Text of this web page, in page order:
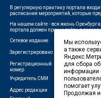
В регулярную практику портала
расписания мероприятий, которые
На нашем сайте - вся жизнь
портала должен прочно войти в
Сетевое издание
"1743"
Зарегистрировано
Федеральной
информационных
(Роскомнадзор)
Регистрационный
номер
ЭЛ № ФС 77-75960
Учредитель СМИ
Валерьевич
Адрес редакции
462411,
Комсомола, д. 4-Б
Мы
а также
для сбора
информации
помогает
Продолжая